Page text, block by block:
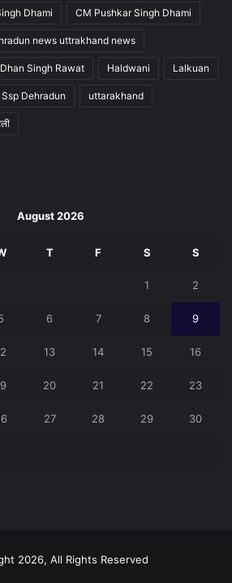
Dhami CM Pushkar Singh Dhami
news uttrakhand news
Singh Rawat Haldwani Lalkuan
Ssp Dehradun uttarakhand
August 2026
T F S S
1 2
6 7 8 9
13 14 15 16
20 21 22 23
27 28 29 30
2026, All Rights Reserved